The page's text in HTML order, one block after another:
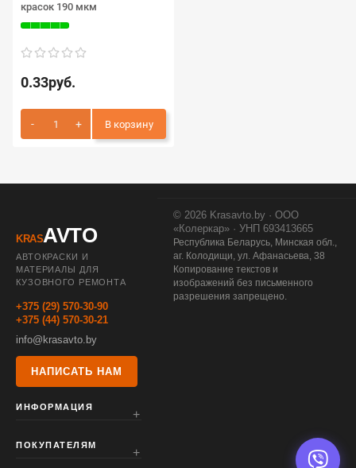
красок 190 мкм
0.33руб.
В корзину
KRASAVTO
АВТОКРАСКИ И
МАТЕРИАЛЫ ДЛЯ
КУЗОВНОГО РЕМОНТА
+375 (29) 570-30-90
+375 (44) 570-30-21
info@krasavto.by
НАПИСАТЬ НАМ
ИНФОРМАЦИЯ
ПОКУПАТЕЛЯМ
© 2026 Krasavto.by · ООО
«Колеркар» · УНП 693413665
Республика Беларусь, Минская обл.,
аг. Колодищи, ул. Афанасьева, 38
Копирование текстов и
изображений без письменного
разрешения запрещено.